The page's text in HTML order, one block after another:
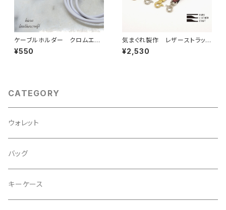
ケーブルホルダー クロムエク
セル
¥550
気まぐれ製作 レザーストラップ
(栃木サドルワイン)
¥2,530
CATEGORY
ウォレット
バッグ
キーケース